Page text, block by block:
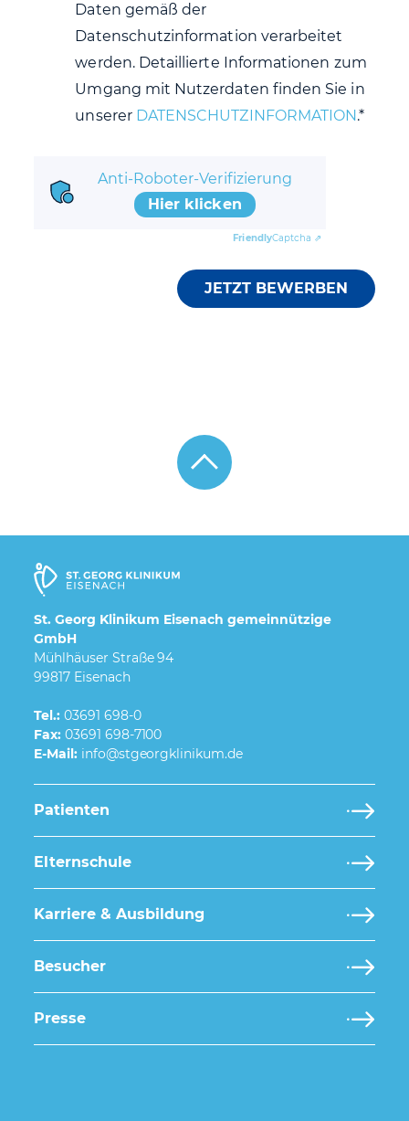
Daten gemäß der
Datenschutzinformation verarbeitet
werden. Detaillierte Informationen zum
Umgang mit Nutzerdaten finden Sie in
unserer DATENSCHUTZINFORMATION.*
Anti-Roboter-Verifizierung
Hier klicken
FriendlyCaptcha ⇗
St. Georg Klinikum Eisenach gemeinnützige
GmbH
Mühlhäuser Straße 94
99817 Eisenach
Tel.: 03691 698-0
Fax: 03691 698-7100
E-Mail:
Patienten
Elternschule
Karriere & Ausbildung
Besucher
Presse